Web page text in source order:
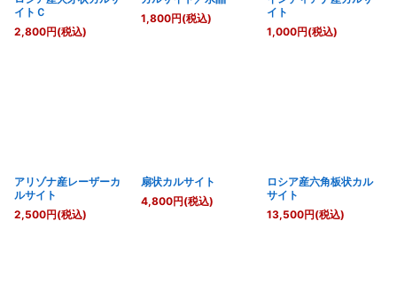
イトＣ
2,800円(税込)
1,800円(税込)
イト
1,000円(税込)
アリゾナ産レーザーカ
ルサイト
2,500円(税込)
扇状カルサイト
4,800円(税込)
ロシア産六角板状カル
サイト
13,500円(税込)